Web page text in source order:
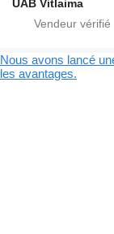
UAB Vitlaima
Nous avons lancé
les avantages.